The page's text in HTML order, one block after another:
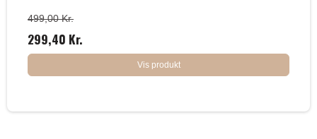
499,00 Kr.
299,40 Kr.
Vis produkt